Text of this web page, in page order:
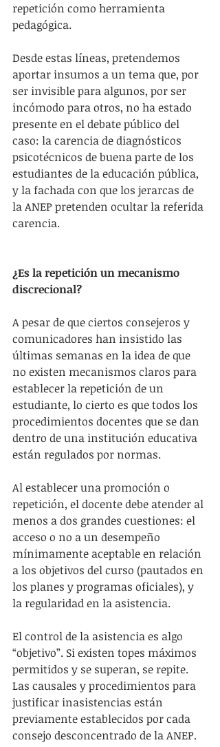
repetición como herramienta
pedagógica.
Desde estas líneas, pretendemos
aportar insumos a un tema que, por
ser invisible para algunos, por ser
incómodo para otros, no ha estado
presente en el debate público del
caso: la carencia de diagnósticos
psicotécnicos de buena parte de los
estudiantes de la educación pública,
y la fachada con que los jerarcas de
la ANEP pretenden ocultar la referida
carencia.
¿Es la repetición un mecanismo
discrecional?
A pesar de que ciertos consejeros y
comunicadores han insistido las
últimas semanas en la idea de que
no existen mecanismos claros para
establecer la repetición de un
estudiante, lo cierto es que todos los
procedimientos docentes que se dan
dentro de una institución educativa
están regulados por normas.
Al establecer una promoción o
repetición, el docente debe atender al
menos a dos grandes cuestiones: el
acceso o no a un desempeño
mínimamente aceptable en relación
a los objetivos del curso (pautados en
los planes y programas oficiales), y
la regularidad en la asistencia.
El control de la asistencia es algo
“objetivo”. Si existen topes máximos
permitidos y se superan, se repite.
Las causales y procedimientos para
justificar inasistencias están
previamente establecidos por cada
consejo desconcentrado de la ANEP.